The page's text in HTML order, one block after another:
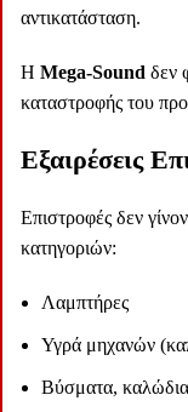
αντικατάσταση.
Η Mega-Sound δεν
καταστροφής του
Εξαιρέσεις
Επιστροφές δεν
κατηγοριών:
Λαμπτήρες
Υγρά μηχανών
Βύσματα,